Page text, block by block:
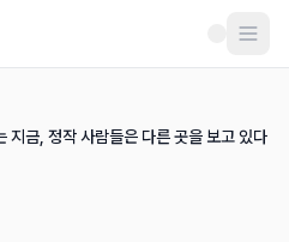
지금, 정작 사람들은 다른 곳을 보고 있다